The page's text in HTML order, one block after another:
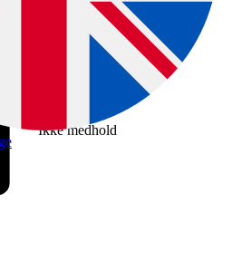
Ikke medhold